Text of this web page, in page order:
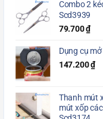
Combo 2
Scd3939
79.700₫
Dụng cụ
147.200₫
Thanh mút
mút xốp